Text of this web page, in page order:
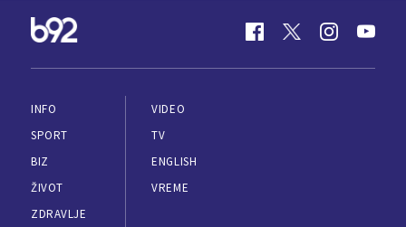
INFO
SPORT
BIZ
ŽIVOT
ZDRAVLJE
VIDEO
TV
ENGLISH
VREME